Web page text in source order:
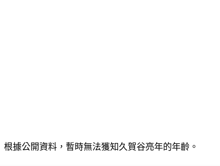
根據公開資料，暫時無法獲知久賀谷亮年的年齡。